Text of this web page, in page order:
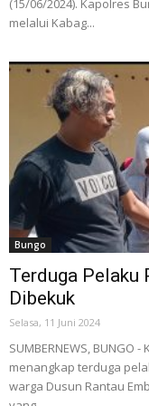
(15/06/2024). Kapolres
melalui Kabag...
Bungo
Terduga Pelaku
Dibekuk
Selasa, 11 Juni 2024
SUMBERNEWS,
menangkap terduga
warga Dusun Rantau